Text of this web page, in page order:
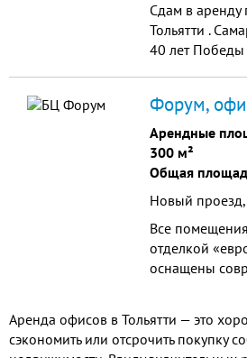
Сдам в аренду
Тольятти .
40 лет
соответствует
Форум,
Арендные
300 м²
Общая
Новый
Все
отделкой
оснащены
осуществляется
Аренда офисов в Тольятти — это
сэкономить или отсрочить покупку